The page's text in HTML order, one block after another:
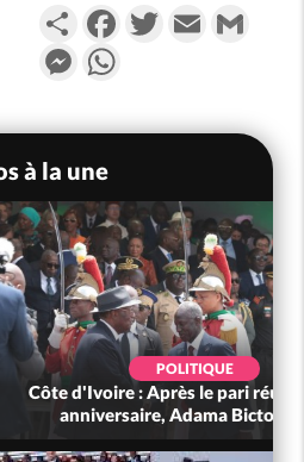
PartagerFacebookTwitterEmail
Messenger
à la une
POLITIQUE
le pari réussi du 66e
Adama Bictogo : «...